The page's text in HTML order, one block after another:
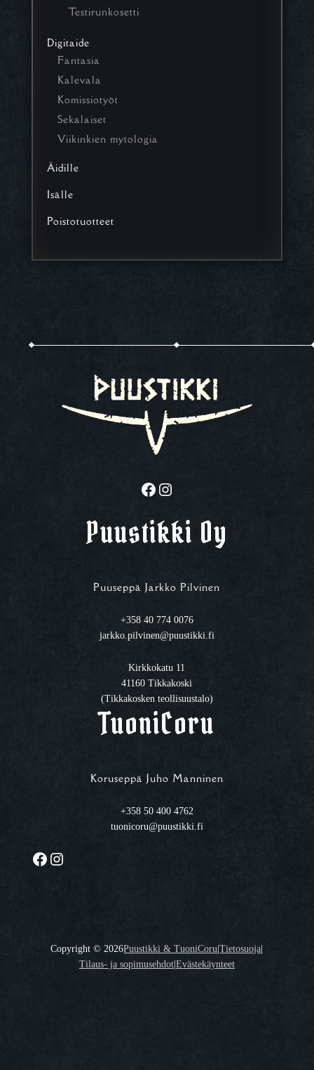
Testirunkosetti
Digitaide
Fantasia
Kalevala
Komissiotyöt
Sekalaiset
Viikinkien mytologia
Äidille
Isälle
Poistotuotteet
Facebook Instagram
Puustikki Oy
Puuseppä Jarkko Pilvinen
+358 40 774 0076
jarkko.pilvinen@puustikki.fi
Kirkkokatu 11
41160 Tikkakoski
(Tikkakosken teollisuustalo)
TuoniCoru
Koruseppä Juho Manninen
+358 50 400 4762
tuonicoru@puustikki.fi
Facebook Instagram
Copyright ©2026Puustikki & TuoniCoru|Tietosuoja|
Tilaus- ja sopimusehdot|Evästekäynteet